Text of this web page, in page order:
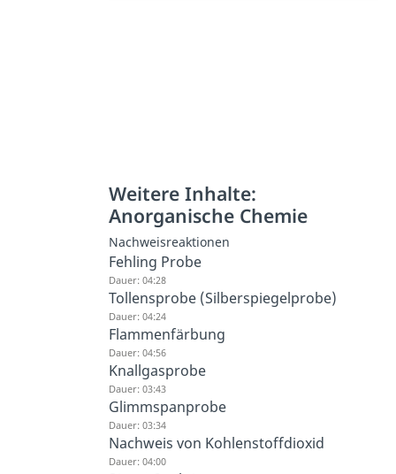
Weitere Inhalte:
Anorganische Chemie
Nachweisreaktionen
Fehling Probe
Dauer: 04:28
Tollensprobe (Silberspiegelprobe)
Dauer: 04:24
Flammenfärbung
Dauer: 04:56
Knallgasprobe
Dauer: 03:43
Glimmspanprobe
Dauer: 03:34
Nachweis von Kohlenstoffdioxid
Dauer: 04:00